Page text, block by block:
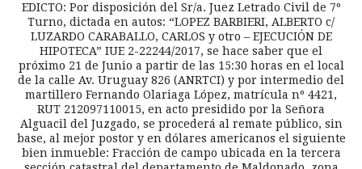
EDICTO: Por disposición del Sr/a. Juez Letrado Civil de 7º
Turno, dictada en autos: “LOPEZ BARBIERI, ALBERTO c/
LUZARDO CARABALLO, CARLOS y otro – EJECUCIÓN DE
HIPOTECA” IUE 2-22244/2017, se hace saber que el
próximo 21 de Junio a partir de las 15:30 horas en el local
de la calle Av. Uruguay 826 (ANRTCI) y por intermedio del
martillero Fernando Olariaga López, matrícula nº 4421,
RUT 212097110015, en acto presidido por la Señora
Alguacil del Juzgado, se procederá al remate público, sin
base, al mejor postor y en dólares americanos el siguiente
bien inmueble: Fracción de campo ubicada en la tercera